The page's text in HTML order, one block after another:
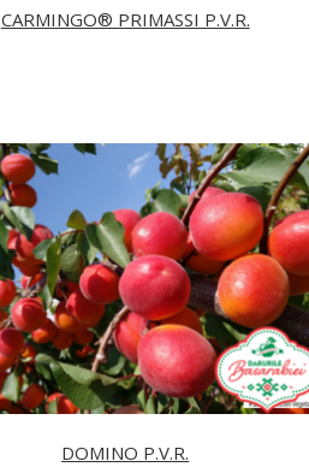
CARMINGO® PRIMASSI P.V.R.
DOMINO P.V.R.